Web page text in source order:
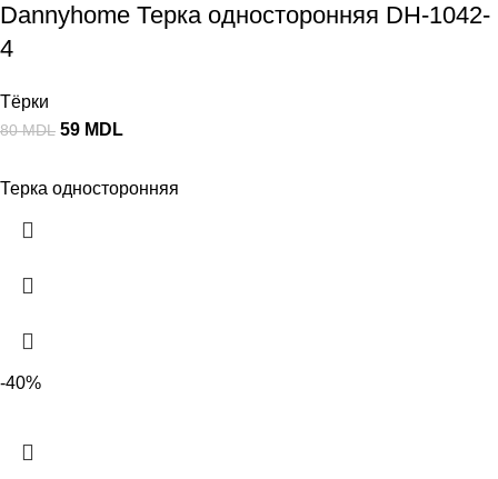
Dannyhome Терка односторонняя DH-1042-
4
Тёрки
80MDL 59 MDL
Терка односторонняя
-40%